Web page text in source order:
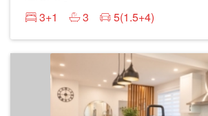
3+1
3 5(1.5+4)